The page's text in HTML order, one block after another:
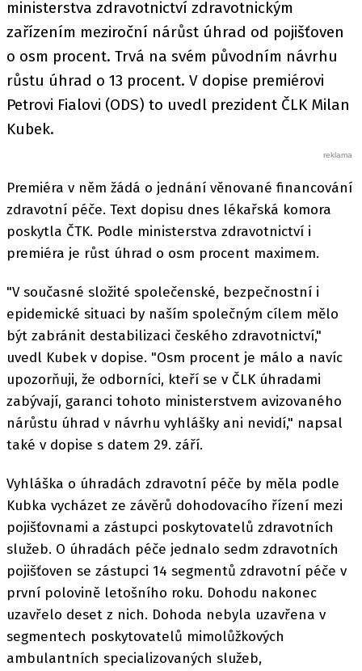
ministerstva zdravotnictví zdravotnickým
zařízením meziroční nárůst úhrad od pojišťoven
o osm procent. Trvá na svém původním návrhu
růstu úhrad o 13 procent. V dopise premiérovi
Petrovi Fialovi (ODS) to uvedl prezident ČLK Milan
Kubek.
Premiéra v něm žádá o jednání věnované financování
zdravotní péče. Text dopisu dnes lékařská komora
poskytla ČTK. Podle ministerstva zdravotnictví i
premiéra je růst úhrad o osm procent maximem.
"V současné složité společenské, bezpečnostní i
epidemické situaci by naším společným cílem mělo
být zabránit destabilizaci českého zdravotnictví,"
uvedl Kubek v dopise. "Osm procent je málo a navíc
upozorňuji, že odborníci, kteří se v ČLK úhradami
zabývají, garanci tohoto ministerstvem avizovaného
nárůstu úhrad v návrhu vyhlášky ani nevidí," napsal
také v dopise s datem 29. září.
Vyhláška o úhradách zdravotní péče by měla podle
Kubka vycházet ze závěrů dohodovacího řízení mezi
pojišťovnami a zástupci poskytovatelů zdravotních
služeb. O úhradách péče jednalo sedm zdravotních
pojišťoven se zástupci 14 segmentů zdravotní péče v
první polovině letošního roku. Dohodu nakonec
uzavřelo deset z nich. Dohoda nebyla uzavřena v
segmentech poskytovatelů mimolůžkových
ambulantních specializovaných služeb,